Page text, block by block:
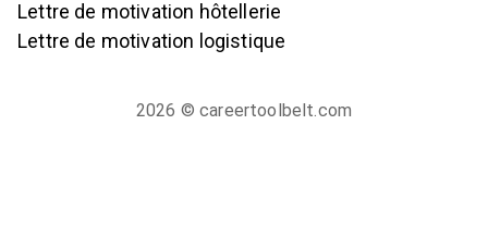
Lettre de motivation hôtellerie
Lettre de motivation logistique
2026 © careertoolbelt.com